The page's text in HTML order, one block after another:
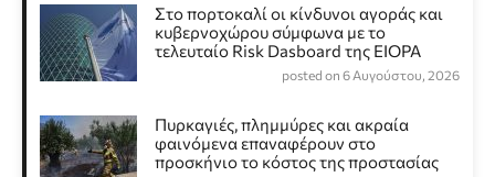
Στο πορτοκαλί οι κίνδυνοι αγοράς και
κυβερνοχώρου σύμφωνα με το
τελευταίο Risk Dasboard της EIOPA
posted on 6 Αυγούστου, 2026
Πυρκαγιές, πλημμύρες και ακραία
φαινόμενα επαναφέρουν στο
προσκήνιο το κόστος της προστασίας